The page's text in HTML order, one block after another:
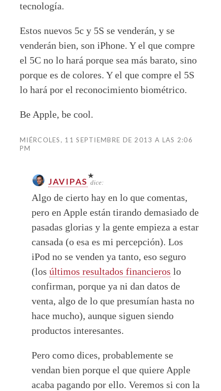
tecnología.
Estos nuevos 5c y 5S se venderán, y se
venderán bien, son iPhone. Y el que compre
el 5C no lo hará porque sea más barato, sino
porque es de colores. Y el que compre el 5S
lo hará por el reconocimiento biométrico.
Be Apple, be cool.
MIÉRCOLES, 11 SEPTIEMBRE DE 2013 A LAS 2:06
PM
JAVIPAS dice:
Algo de cierto hay en lo que comentas,
pero en Apple están tirando demasiado de
pasadas glorias y la gente empieza a estar
cansada (o esa es mi percepción). Los
iPod no se venden ya tanto, eso seguro
(los últimos resultados financieros lo
confirman, porque ya ni dan datos de
venta, algo de lo que presumían hasta no
hace mucho), aunque siguen siendo
productos interesantes.
Pero como dices, probablemente se
vendan bien porque el que quiere Apple
acaba pagando por ello. Veremos si con la